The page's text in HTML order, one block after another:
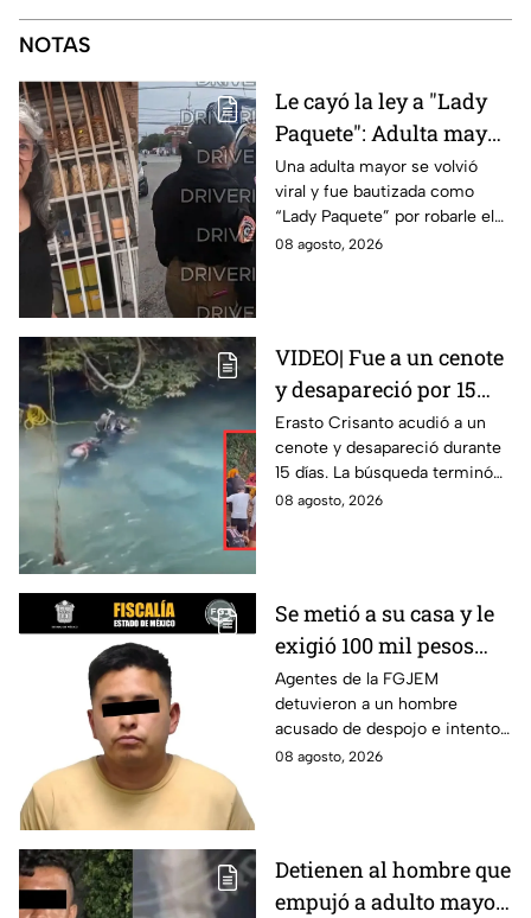
NOTAS
Le cayó la ley a "Lady
Paquete": Adulta mayor
le roba celular a
repartidor y la policía
va por ella a su casa
Una adulta mayor se volvió
viral y fue bautizada como
“Lady Paquete” por robarle el
celular a un repartidor en
08 agosto, 2026
VIDEO| Fue a un cenote
y desapareció por 15
días; así encontraron al
pescador Erasto
Crisanto
Erasto Crisanto acudió a un
cenote y desapareció durante
15 días. La búsqueda terminó
cuando el pescador fue
08 agosto, 2026
Se metió a su casa y le
exigió 100 mil pesos
para devolvérsela; cae
otro por despojo en
Edomex
Agentes de la FGJEM
detuvieron a un hombre
acusado de despojo e intento
de extorsión en el Edomex.
08 agosto, 2026
Detienen al hombre que
empujó a adulto mayor